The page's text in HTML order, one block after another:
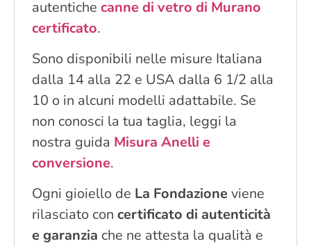
autentiche canne di vetro di Murano
certificato.
Sono disponibili nelle misure Italiana
dalla 14 alla 22 e USA dalla 6 1/2 alla
10 o in alcuni modelli adattabile. Se
non conosci la tua taglia, leggi la
nostra guida Misura Anelli e
conversione.
Ogni gioiello de La Fondazione viene
rilasciato con certificato di autenticità
e garanzia che ne attesta la qualità e